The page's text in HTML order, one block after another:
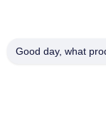
etichette a codice
controllo PLC e
Good day, what